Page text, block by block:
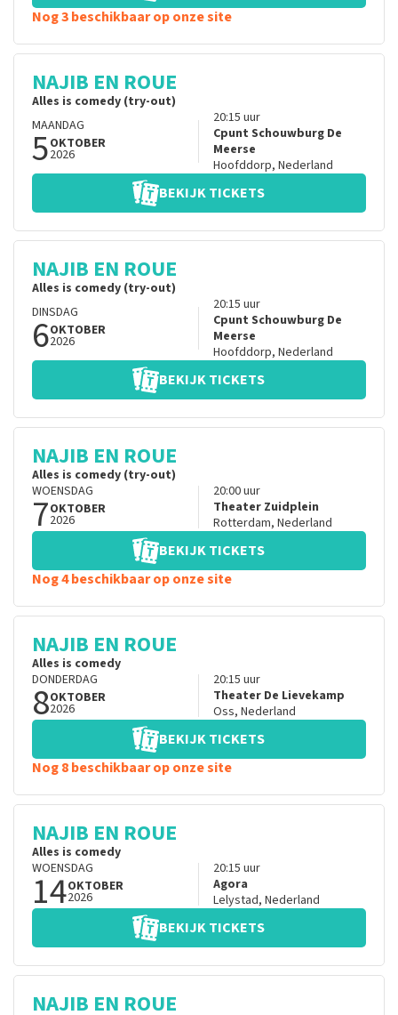
Nog 3 beschikbaar op onze site
NAJIB EN ROUE
Alles is comedy (try-out)
MAANDAG
5OKTOBER
2026
20:15 uur
Cpunt Schouwburg De
Meerse
Hoofddorp, Nederland
BEKIJK TICKETS
NAJIB EN ROUE
Alles is comedy (try-out)
DINSDAG
6OKTOBER
2026
20:15 uur
Cpunt Schouwburg De
Meerse
Hoofddorp, Nederland
BEKIJK TICKETS
NAJIB EN ROUE
Alles is comedy (try-out)
WOENSDAG
7OKTOBER
2026
20:00uur
Theater Zuidplein
Rotterdam, Nederland
BEKIJK TICKETS
Nog 4 beschikbaar op onze site
NAJIB EN ROUE
Alles is comedy
DONDERDAG
8OKTOBER
2026
20:15 uur
Theater De Lievekamp
Oss, Nederland
BEKIJK TICKETS
Nog 8 beschikbaar op onze site
NAJIB EN ROUE
Alles is comedy
WOENSDAG
14OKTOBER
2026
20:15 uur
Agora
Lelystad, Nederland
BEKIJK TICKETS
NAJIB EN ROUE